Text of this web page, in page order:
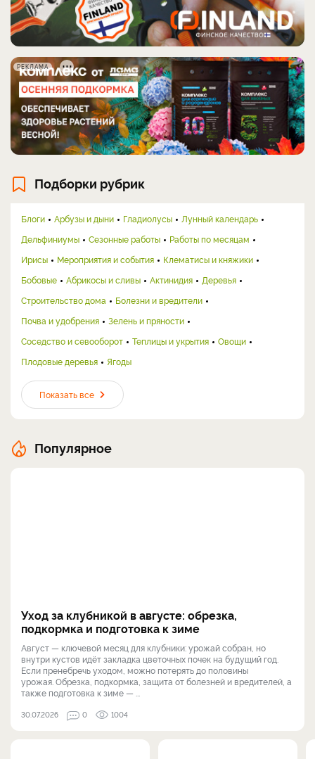
РЕКЛАМА
Подборки рубрик
Блоги Арбузы и дыни Гладиолусы
Лунный календарь
Дельфиниумы
Сезонные работы
Работы по месяцам
Ирисы
Мероприятия и события
Клематисы и княжики
Бобовые
Абрикосы и сливы Актинидия
Деревья
Строительство дома
Болезни и вредители
Почва и удобрения
Зелень и пряности
Соседство и севооборот
Теплицы и укрытия
Овощи
Плодовые деревья
Ягоды
Показать все
Популярное
Уход за клубникой в августе: обрезка,
подкормка и подготовка к зиме
Август — ключевой месяц для клубники: урожай собран, но
внутри кустов идёт закладка цветочных почек на будущий год.
Если пренебречь уходом, можно потерять до половины
урожая. Обрезка, подкормка, защита от болезней и вредителей, а
также подготовка к зиме — ...
30.07.2026 0 1004